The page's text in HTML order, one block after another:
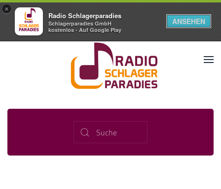
×
Radio Schlagerparadies
Schlagerparadies GmbH
kostenlos - Auf Google Play
ANSEHEN